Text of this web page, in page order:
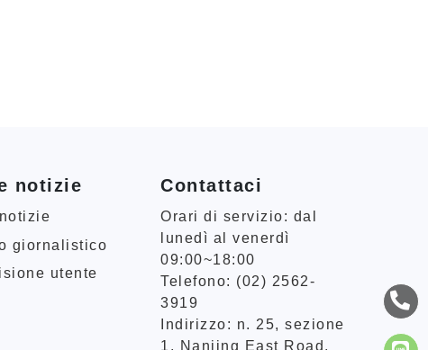
notizie
giornalistico
utente
Contattaci
Orari di servizio: dal
lunedì al venerdì
09:00~18:00
Telefono: (02) 2562-
3919
Indirizzo: n. 25, sezione
1, Nanjing East Road,